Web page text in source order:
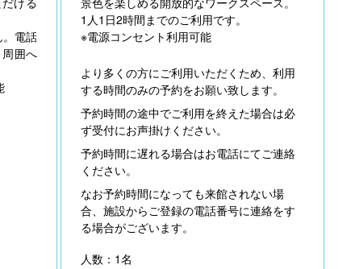
電話
囲へ
1人1日2時間までのご利用です。
※電源コンセント利用可能
より多くの方にご利用いただくため、利用
する時間のみの予約をお願い致します。
予約時間の途中でご利用を終えた場合は必
ず受付にお声掛けください。
予約時間に遅れる場合はお電話にてご連絡
ください。
なお予約時間になっても来館されない場
合、施設からご登録の電話番号に連絡をす
る場合がございます。
人数：1名